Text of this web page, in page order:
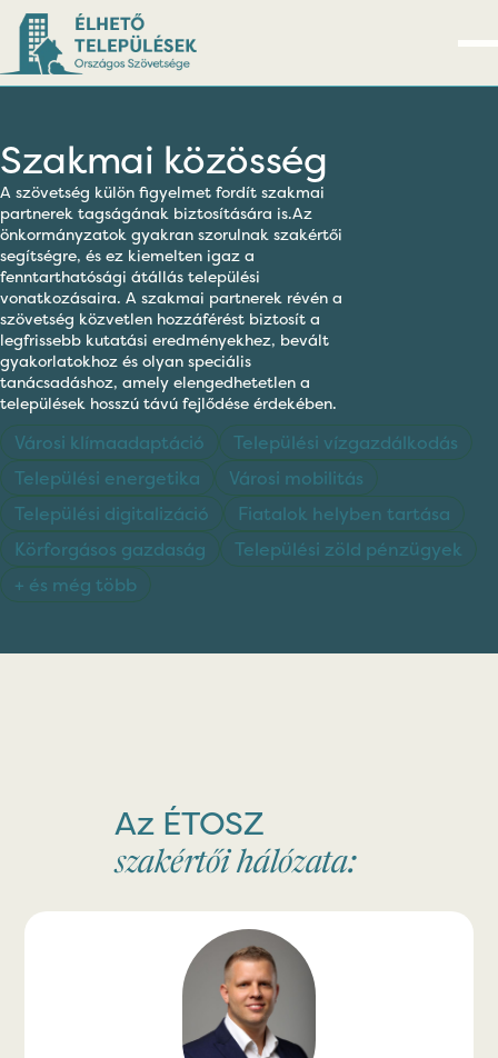
Szakmai közösség
A szövetség külön figyelmet fordít szakmai
partnerek tagságának biztosítására is.Az
önkormányzatok gyakran szorulnak szakértői
segítségre, és ez kiemelten igaz a
fenntarthatósági átállás települési
vonatkozásaira. A szakmai partnerek révén a
szövetség közvetlen hozzáférést biztosít a
legfrissebb kutatási eredményekhez, bevált
gyakorlatokhoz és olyan speciális
tanácsadáshoz, amely elengedhetetlen a
települések hosszú távú fejlődése érdekében.
Városi klímaadaptáció
Települési vízgazdálkodás
Települési energetika
Városi mobilitás
Települési digitalizáció
Fiatalok helyben tartása
Körforgásos gazdaság
Települési zöld pénzügyek
+ és még több
Az ÉTOSZ
szakértői hálózata: